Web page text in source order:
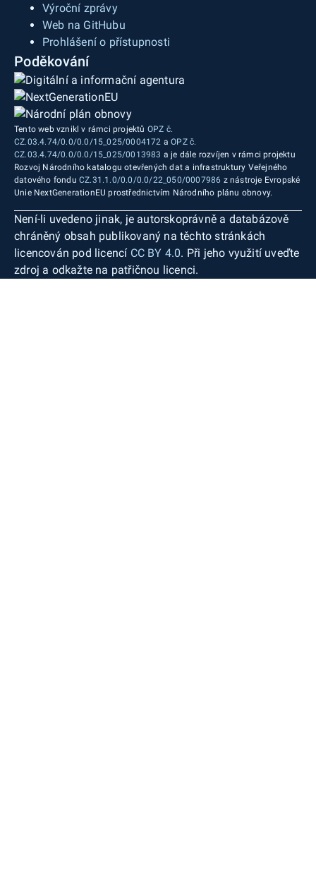
Výroční zprávy
Web na GitHubu
Prohlášení o přístupnosti
Poděkování
Tento web vznikl v rámci projektů OPZ č.
CZ.03.4.74/0.0/0.0/15_025/0004172 aOPZ č.
CZ.03.4.74/0.0/0.0/15_025/0013983 a je dále rozvíjen v rámci projektu
Rozvoj Národního katalogu otevřených dat a infrastruktury Veřejného
datového fondu CZ.31.1.0/0.0/0.0/22_050/0007986 z nástroje Evropské
Unie NextGenerationEU prostřednictvím Národního plánu obnovy.
Není-li uvedeno jinak, je autorskoprávně a databázově
chráněný obsah publikovaný na těchto stránkách
licencován pod licencí CC BY 4.0. Při jeho využití uveďte
zdroj a odkažte na patřičnou licenci.